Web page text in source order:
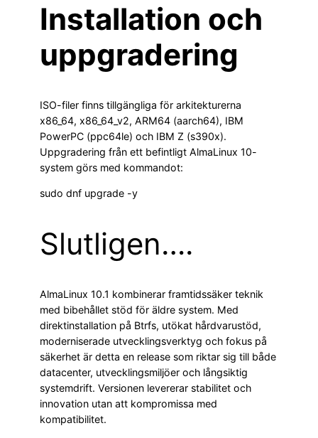
Installation och
uppgradering
ISO-filer finns tillgängliga för arkitekturerna
x86_64, x86_64_v2, ARM64 (aarch64), IBM
PowerPC (ppc64le) och IBM Z (s390x).
Uppgradering från ett befintligt AlmaLinux 10-
system görs med kommandot:
sudo dnf upgrade -y
Slutligen….
AlmaLinux 10.1 kombinerar framtidssäker teknik
med bibehållet stöd för äldre system. Med
direktinstallation på Btrfs, utökat hårdvarustöd,
moderniserade utvecklingsverktyg och fokus på
säkerhet är detta en release som riktar sig till både
datacenter, utvecklingsmiljöer och långsiktig
systemdrift. Versionen levererar stabilitet och
innovation utan att kompromissa med
kompatibilitet.